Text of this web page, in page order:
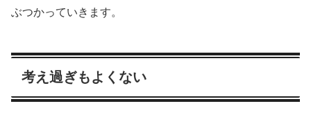
ぶつかっていきます。
考え過ぎもよくない